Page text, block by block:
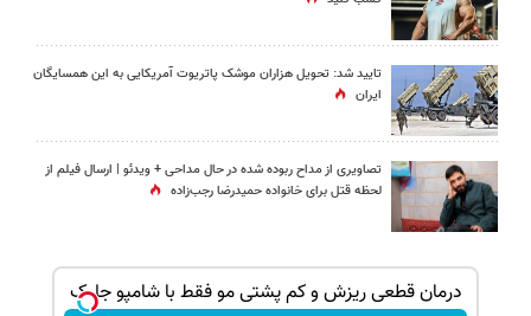
تایید شد: تحویل هزاران موشک پاتریوت آمریکایی به این همسایگان
ایران
تصاویری از مداح ربوده شده در حال مداحی + ویدئو | ارسال فیلم از
لحظه قتل برای خانواده‌ حمیدرضا رجب‌زاده
درمان قطعی ریزش و کم پشتی مو فقط با شامپو جلبک